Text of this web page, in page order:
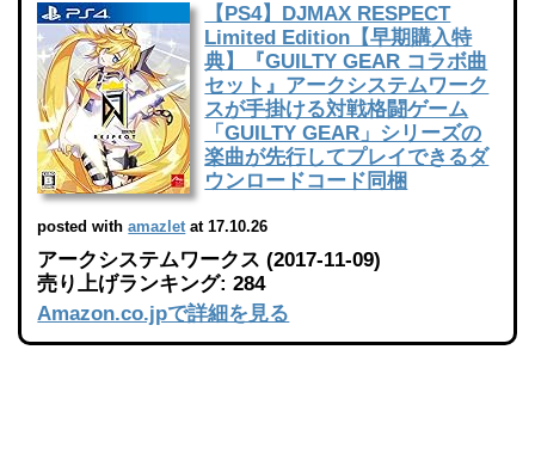
【PS4】DJMAX RESPECT
Limited Edition【早期購入特
典】『GUILTY GEAR コラボ曲
セット』アークシステムワーク
スが手掛ける対戦格闘ゲーム
「GUILTY GEAR」シリーズの
楽曲が先行してプレイできるダ
ウンロードコード同梱
posted withamazlet at 17.10.26
アークシステムワークス (2017-11-09)
売り上げランキング: 284
Amazon.co.jpで詳細を見る